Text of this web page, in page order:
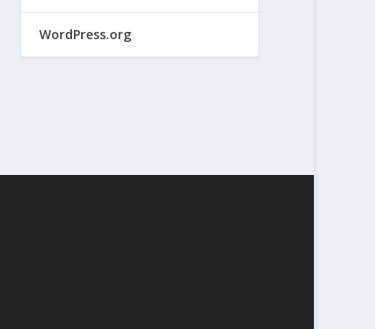
WordPress.org